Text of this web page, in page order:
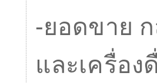
-ยอดขาย
และเครื่อง